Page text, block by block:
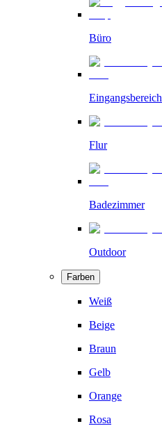
Büro
Eingangsbereich
Flur
Badezimmer
Outdoor
Farben
Weiß
Beige
Braun
Gelb
Orange
Rosa